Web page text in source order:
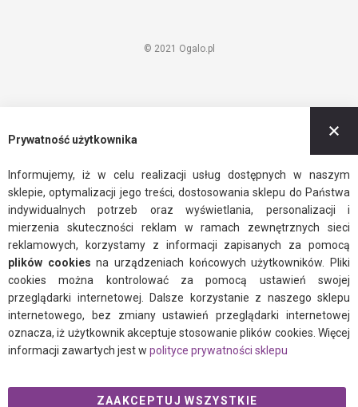
© 2021 Ogalo.pl
Prywatność użytkownika
Informujemy, iż w celu realizacji usług dostępnych w naszym
sklepie, optymalizacji jego treści, dostosowania sklepu do Państwa
indywidualnych potrzeb oraz wyświetlania, personalizacji i
mierzenia skuteczności reklam w ramach zewnętrznych sieci
reklamowych, korzystamy z informacji zapisanych za pomocą
plików cookiesna urządzeniach końcowych użytkowników. Pliki
cookies można kontrolować za pomocą ustawień swojej
przeglądarki internetowej. Dalsze korzystanie z naszego sklepu
internetowego, bez zmiany ustawień przeglądarki internetowej
oznacza, iż użytkownik akceptuje stosowanie plików cookies. Więcej
informacji zawartych jest w polityce prywatności sklepu
ZAAKCEPTUJ WSZYSTKIE